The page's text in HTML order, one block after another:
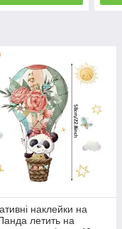
наклейки на
летить на